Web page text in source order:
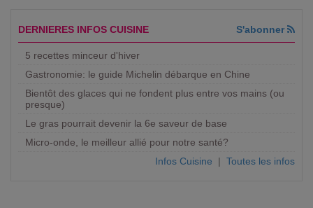
DERNIERES INFOS CUISINE S'abonner
5 recettes minceur d'hiver
Gastronomie: le guide Michelin débarque en Chine
Bientôt des glaces qui ne fondent plus entre vos mains (ou
presque)
Le gras pourrait devenir la 6e saveur de base
Micro-onde, le meilleur allié pour notre santé?
Infos Cuisine | Toutes les infos